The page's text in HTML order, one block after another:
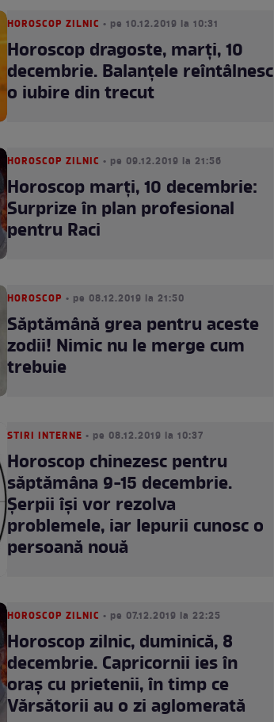
HOROSCOP ZILNIC • pe 10.12.2019 la 10:31
Horoscop dragoste, marți, 10
decembrie. Balanțele reîntâlnesc
o iubire din trecut
HOROSCOP ZILNIC • pe 09.12.2019 la 21:56
Horoscop marţi, 10 decembrie:
Surprize în plan profesional
pentru Raci
HOROSCOP • pe 08.12.2019 la 21:50
Săptămână grea pentru aceste
zodii! Nimic nu le merge cum
trebuie
STIRI INTERNE • pe 08.12.2019 la 10:37
Horoscop chinezesc pentru
săptămâna 9-15 decembrie.
Şerpii îşi vor rezolva
problemele, iar Iepurii cunosc o
persoană nouă
HOROSCOP ZILNIC • pe 07.12.2019 la 22:25
Horoscop zilnic, duminică, 8
decembrie. Capricornii ies în
oraș cu prietenii, în timp ce
Vărsătorii au o zi aglomerată